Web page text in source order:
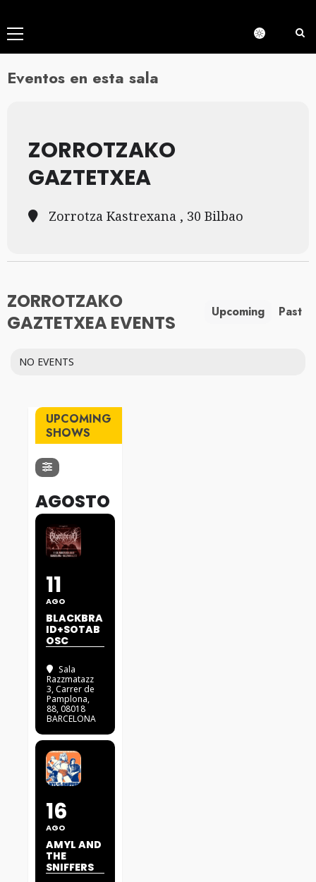
Menú
principal
Eventos en esta sala
ZORROTZAKO
GAZTETXEA
Zorrotza Kastrexana , 30 Bilbao
ZORROTZAKO
GAZTETXEA EVENTS
Upcoming Past
NO EVENTS
UPCOMING
SHOWS
AGOSTO
11
AGO
BLACKBRA
ID+SOTAB
OSC
Sala
Razzmatazz
3, Carrer de
Pamplona,
88, 08018
BARCELONA
16
AGO
AMYL AND
THE
SNIFFERS